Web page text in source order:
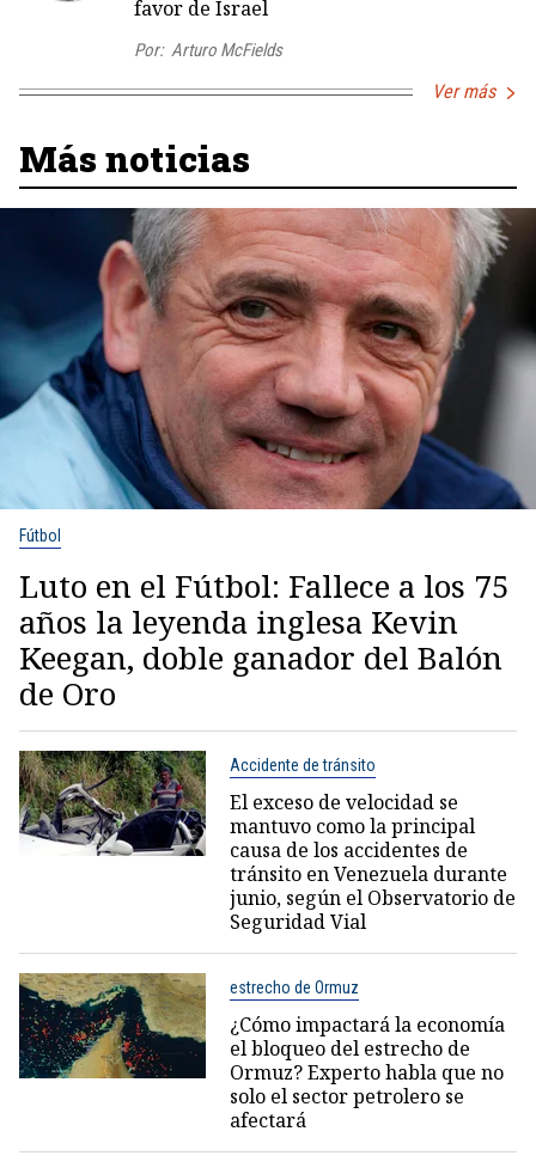
favor de Israel
Por: Arturo McFields
Ver más
Más noticias
Fútbol
Luto en el Fútbol: Fallece a los 75
años la leyenda inglesa Kevin
Keegan, doble ganador del Balón
de Oro
Accidente de tránsito
El exceso de velocidad se
mantuvo como la principal
causa de los accidentes de
tránsito en Venezuela durante
junio, según el Observatorio de
Seguridad Vial
estrecho de Ormuz
¿Cómo impactará la economía
el bloqueo del estrecho de
Ormuz? Experto habla que no
solo el sector petrolero se
afectará